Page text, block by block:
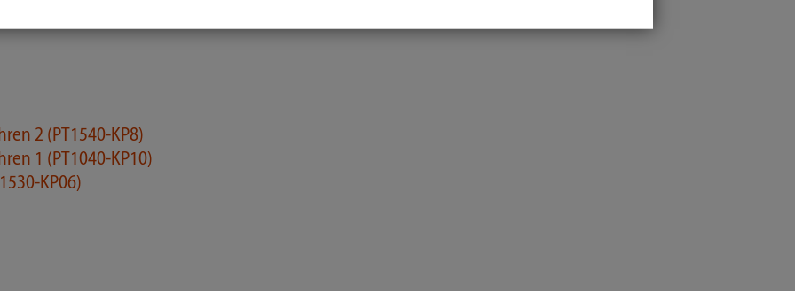
2 (PT1540-KP8)
1 (PT1040-KP10)
KP06)